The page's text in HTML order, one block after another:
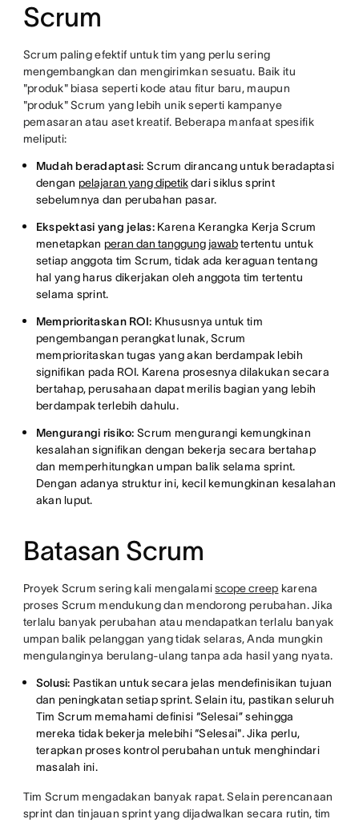
Scrum
Scrum paling efektif untuk tim yang perlu sering
mengembangkan dan mengirimkan sesuatu. Baik itu
"produk" biasa seperti kode atau fitur baru, maupun
"produk" Scrum yang lebih unik seperti kampanye
pemasaran atau aset kreatif. Beberapa manfaat spesifik
meliputi:
Mudah beradaptasi: Scrum dirancang untuk beradaptasi
dengan pelajaran yang dipetikdari siklus sprint
sebelumnya dan perubahan pasar.
Ekspektasi yang jelas:Karena Kerangka Kerja Scrum
menetapkan peran dan tanggung jawabtertentu untuk
setiap anggota tim Scrum, tidak ada keraguan tentang
hal yang harus dikerjakan oleh anggota tim tertentu
selama sprint.
Memprioritaskan ROI: Khususnya untuk tim
pengembangan perangkat lunak, Scrum
memprioritaskan tugas yang akan berdampak lebih
signifikan pada ROI. Karena prosesnya dilakukan secara
bertahap, perusahaan dapat merilis bagian yang lebih
berdampak terlebih dahulu.
Mengurangi risiko: Scrum mengurangi kemungkinan
kesalahan signifikan dengan bekerja secara bertahap
dan memperhitungkan umpan balik selama sprint.
Dengan adanya struktur ini, kecil kemungkinan kesalahan
akan luput.
Batasan Scrum
Proyek Scrum sering kali mengalamiscope creep karena
proses Scrum mendukung dan mendorong perubahan. Jika
terlalu banyak perubahan atau mendapatkan terlalu banyak
umpan balik pelanggan yang tidak selaras, Anda mungkin
mengulanginya berulang-ulang tanpa ada hasil yang nyata.
Solusi: Pastikan untuk secara jelas mendefinisikan tujuan
dan peningkatan setiap sprint. Selain itu, pastikan seluruh
Tim Scrum memahami definisi “Selesai” sehingga
mereka tidak bekerja melebihi “Selesai". Jika perlu,
terapkan proses kontrol perubahan untuk menghindari
masalah ini.
Tim Scrum mengadakan banyak rapat. Selain perencanaan
sprint dan tinjauan sprint yang dijadwalkan secara rutin, tim